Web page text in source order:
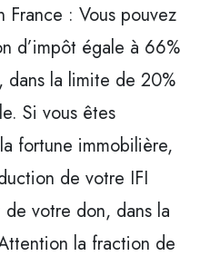
France : Vous pouvez
d’impôt égale à 66%
la limite de 20%
Si vous êtes
fortune immobilière,
de votre IFI
votre don, dans la
la fraction de